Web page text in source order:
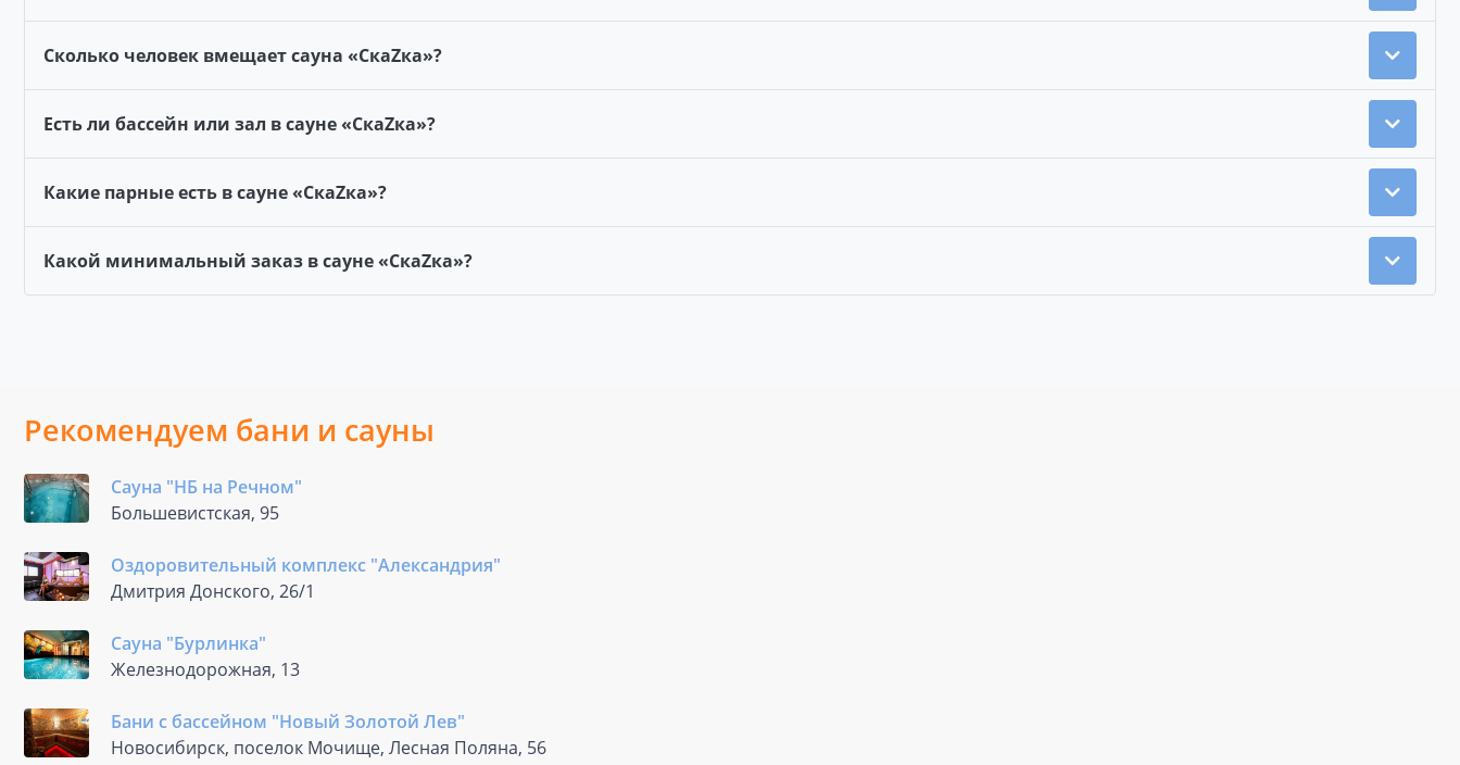
Сколько человек вмещает сауна «СкаZка»?
Есть ли бассейн или зал в сауне «СкаZка»?
Какие парные есть в сауне «СкаZка»?
Какой минимальный заказ в сауне «СкаZка»?
Рекомендуем бани и сауны
Сауна "НБ на Речном"
Большевистская, 95
Оздоровительный комплекс "Александрия"
Дмитрия Донского, 26/1
Сауна "Бурлинка"
Железнодорожная, 13
Бани с бассейном "Новый Золотой Лев"
Новосибирск, поселок Мочище, Лесная Поляна, 56